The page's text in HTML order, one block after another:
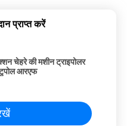
प्राप्त करें
चेहरे की मशीन ट्राइपोलर
आरएफ